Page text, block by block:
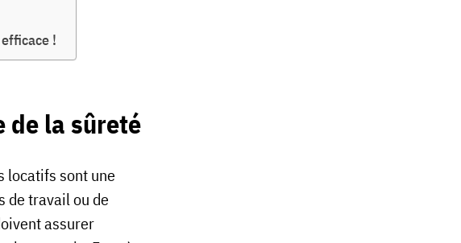
!
de la sûreté
locatifs sont une
de travail ou de
assurer